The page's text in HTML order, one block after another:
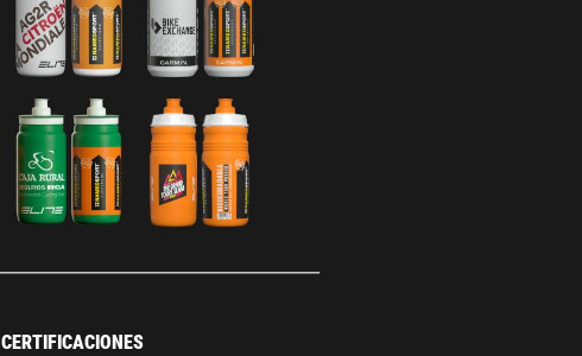
CERTIFICACIONES